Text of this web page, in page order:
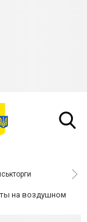
на воздушном